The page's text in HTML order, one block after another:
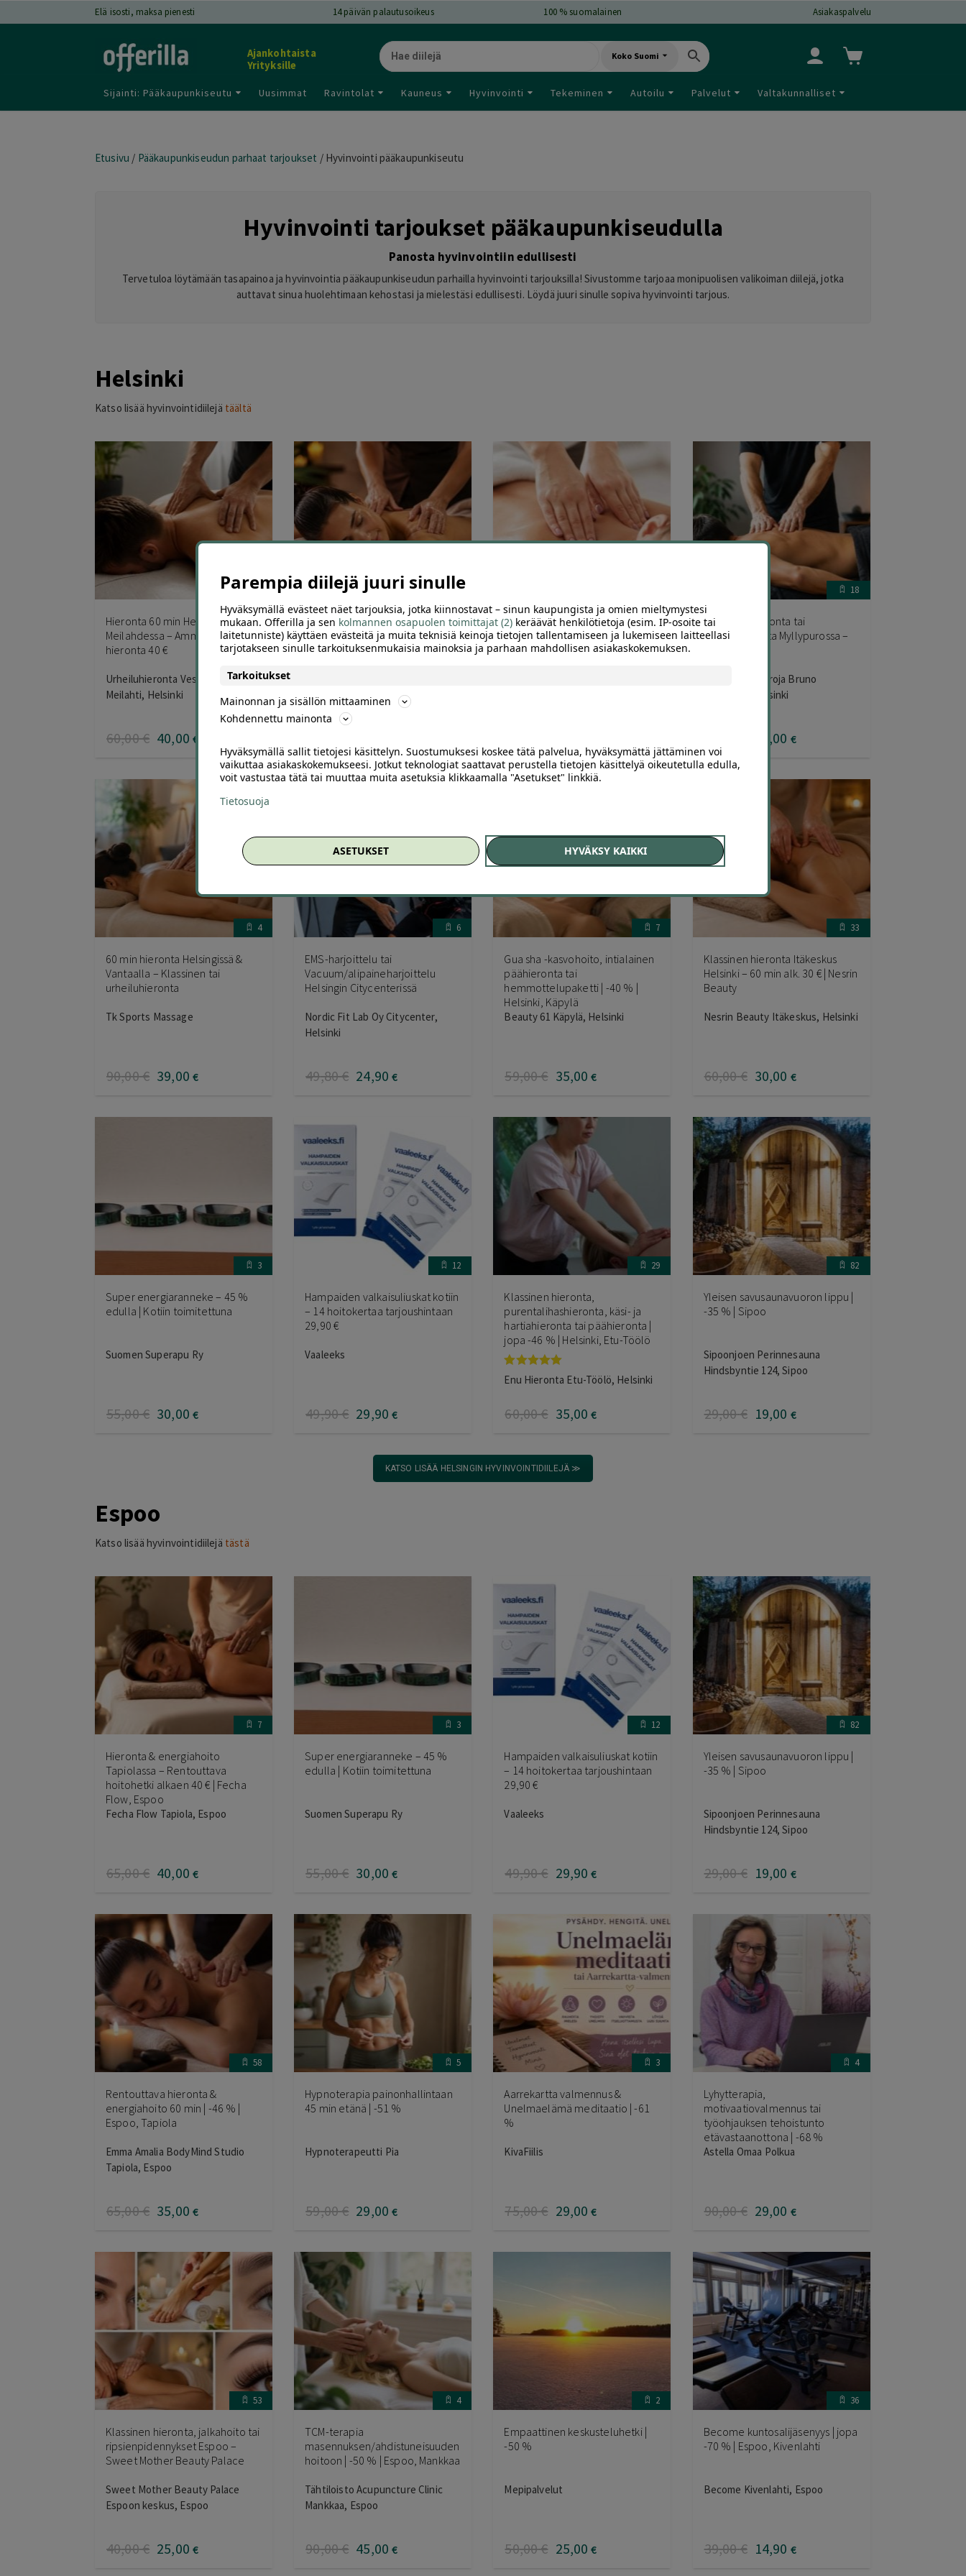
Elä isosti, maksa pienesti 14päivän palautusoikeus 100 % suomalainen Asiakaspalvelu
Ajankohtaista
Yrityksille
Koko Suomi
Sijainti: Pääkaupunkiseutu Uusimmat Ravintolat Kauneus Hyvinvointi Tekeminen Autoilu Palvelut Valtakunnalliset
Etusivu / Pääkaupunkiseudun parhaat tarjoukset /Hyvinvointi pääkaupunkiseutu
Hyvinvointi tarjoukset pääkaupunkiseudulla
Panosta hyvinvointiin edullisesti
Tervetuloa löytämään tasapainoa ja hyvinvointia pääkaupunkiseudun parhailla hyvinvointi tarjouksilla! Sivustomme tarjoaa monipuolisen valikoiman diilejä, jotka
auttavat sinua huolehtimaan kehostasi ja mielestäsi edullisesti. Löydä juuri sinulle sopiva hyvinvointi tarjous.
Helsinki
Katso lisää hyvinvointidiilejä täältä
2
Hieronta 60 min Helsingin
Meilahdessa – Ammattitaitoinen
hieronta 40 €
Urheiluhieronta Vesa Konka
Meilahti, Helsinki
60,00€ 40,00 €
2
Hieronta 45 min Malmi –
Rentouttava hieronta vain 30 € |
Kauneustupa Säde
Helsinki
Klassinen hieronta 45 min 35 € |
Sonia’s Hair & Beauty Salon,
Kamppi
18
Klassinen hieronta tai
urheiluhieronta Myllypurossa –
Koulutettuhieroja Bruno
Myllypuro, Helsinki
,00 €
4
60 min hieronta Helsingissä &
Vantaalla – Klassinen tai
urheiluhieronta
Tk Sports Massage
90,00€ 39,00 €
6
EMS-harjoittelu tai
Vacuum/alipaineharjoittelu
Helsingin Citycenterissä
Nordic Fit Lab Oy Citycenter,
Helsinki
49,80€ 24,90 €
7
Gua sha -kasvohoito, intialainen
päähieronta tai
hemmottelupaketti | -40 % |
Helsinki, Käpylä
Beauty 61 Käpylä, Helsinki
59,00€ 35,00 €
33
Klassinen hieronta Itäkeskus
Helsinki – 60 min alk. 30 € | Nesrin
Beauty
Nesrin Beauty Itäkeskus, Helsinki
60,00€ 30,00 €
3
Super energiaranneke – 45 %
edulla | Kotiin toimitettuna
Suomen Superapu Ry
55,00€ 30,00 €
12
Hampaiden valkaisuliuskat kotiin
– 14 hoitokertaa tarjoushintaan
29,90 €
Vaaleeks
49,90€ 29,90 €
29
Klassinen hieronta,
purentalihashieronta, käsi- ja
hartiahieronta tai päähieronta |
jopa -46 % | Helsinki, Etu-Töölö
Arvostelu
tuotteesta:
Enu Hieronta Etu-Töölö, Helsinki
60,00€ 35,00 €
82
Yleisen savusaunavuoron lippu |
-35 % | Sipoo
Sipoonjoen Perinnesauna
Hindsbyntie 124, Sipoo
29,00€ 19,00 €
KATSO LISÄÄ HELSINGIN HYVINVOINTIDIILEJÄ ≫
Espoo
Katso lisää hyvinvointidiilejä tästä
7
Hieronta & energiahoito
Tapiolassa – Rentouttava
hoitohetki alkaen 40 € | Fecha
Flow, Espoo
Fecha Flow Tapiola, Espoo
65,00€ 40,00 €
3
Super energiaranneke – 45 %
edulla | Kotiin toimitettuna
Suomen Superapu Ry
55,00€ 30,00 €
12
Hampaiden valkaisuliuskat kotiin
– 14 hoitokertaa tarjoushintaan
29,90 €
Vaaleeks
49,90€ 29,90 €
82
Yleisen savusaunavuoron lippu |
-35 % | Sipoo
Sipoonjoen Perinnesauna
Hindsbyntie 124, Sipoo
29,00€ 19,00 €
58
Rentouttava hieronta &
energiahoito 60 min | -46 % |
Espoo, Tapiola
Emma Amalia BodyMind Studio
Tapiola, Espoo
65,00€ 35,00 €
5
Hypnoterapia painonhallintaan
45 min etänä | -51 %
Hypnoterapeutti Pia
59,00€ 29,00 €
3
Aarrekartta valmennus &
Unelmaelämä meditaatio | -61
%
KivaFiilis
75,00€ 29,00 €
4
Lyhytterapia,
motivaatiovalmennus tai
työohjauksen tehoistunto
etävastaanottona | -68 %
Astella Omaa Polkua
90,00€ 29,00 €
53
Klassinen hieronta, jalkahoito tai
ripsienpidennykset Espoo –
Sweet Mother Beauty Palace
Sweet Mother Beauty Palace
Espoon keskus, Espoo
40,00€ 25,00 €
4
TCM-terapia
masennuksen/ahdistuneisuuden
hoitoon | -50 % | Espoo, Mankkaa
Tähtiloisto Acupuncture Clinic
Mankkaa, Espoo
90,00€ 45,00 €
2
Empaattinen keskusteluhetki |
-50 %
Mepipalvelut
50,00€ 25,00 €
36
Become kuntosalijäsenyys | jopa
-70 % | Espoo, Kivenlahti
Become Kivenlahti, Espoo
39,00€ 14,90 €
Parempia diilejä juuri sinulle
Hyväksymällä evästeet näet tarjouksia, jotka kiinnostavat – sinun kaupungista ja omien mieltymystesi
mukaan. Offerilla ja sen kolmannen osapuolen toimittajat (2) keräävät henkilötietoja (esim. IP-osoite tai
laitetunniste) käyttäen evästeitä ja muita teknisiä keinoja tietojen tallentamiseen ja lukemiseen laitteellasi
tarjotakseen sinulle tarkoituksenmukaisia mainoksia ja parhaan mahdollisen asiakaskokemuksen.
Tarkoitukset
Mainonnan ja sisällön mittaaminen
Kohdennettu mainonta
Hyväksymällä sallit tietojesi käsittelyn. Suostumuksesi koskee tätä palvelua, hyväksymättä jättäminen voi
vaikuttaa asiakaskokemukseesi. Jotkut teknologiat saattavat perustella tietojen käsittelyä oikeutetulla edulla,
voit vastustaa tätä tai muuttaa muita asetuksia klikkaamalla "Asetukset" linkkiä.
Tietosuoja
ASETUKSET HYVÄKSY KAIKKI